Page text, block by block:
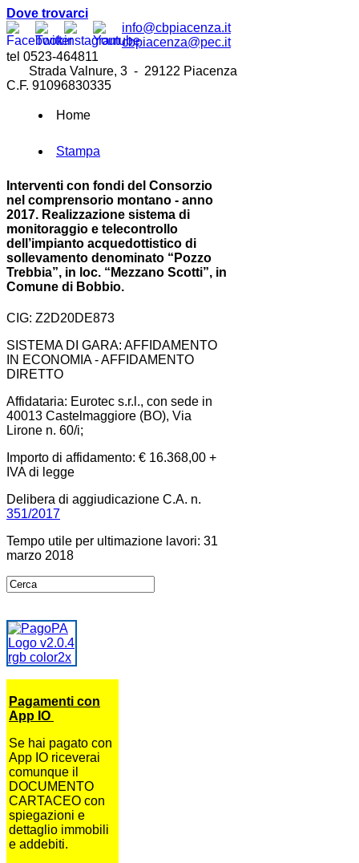
Dove trovarci
info@cbpiacenza.it
cbpiacenza@pec.it
tel 0523-464811
Strada Valnure, 3 - 29122 Piacenza
C.F. 91096830335
Home
Stampa
Interventi con fondi del Consorzio
nel comprensorio montano - anno
2017. Realizzazione sistema di
monitoraggio e telecontrollo
dell’impianto acquedottistico di
sollevamento denominato “Pozzo
Trebbia”, in loc. “Mezzano Scotti”, in
Comune di Bobbio.
CIG: Z2D20DE873
SISTEMA DI GARA: AFFIDAMENTO
IN ECONOMIA - AFFIDAMENTO
DIRETTO
Affidataria: Eurotec s.r.l., con sede in
40013 Castelmaggiore (BO), Via
Lirone n. 60/i;
Importo di affidamento: € 16.368,00 +
IVA di legge
Delibera di aggiudicazione C.A. n.
351/2017
Tempo utile per ultimazione lavori: 31
marzo 2018
Pagamenti con
App IO
Se hai pagato con
App IO riceverai
comunque il
DOCUMENTO
CARTACEO con
spiegazioni e
dettaglio immobili
e addebiti.